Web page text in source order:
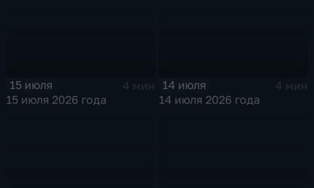
15 июля
4 мин
15 июля 2026 года
14 июля
4 мин
14 июля 2026 года